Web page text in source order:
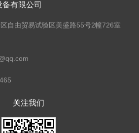
备有限公司
自由贸易试验区美盛路55号2幢726室
关注我们